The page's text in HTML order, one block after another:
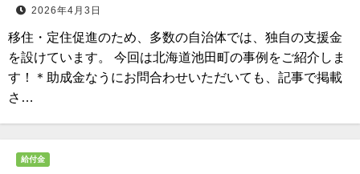
2026年4月3日
移住・定住促進のため、多数の自治体では、独自の支援金
を設けています。 今回は北海道池田町の事例をご紹介しま
す！＊助成金なうにお問合わせいただいても、記事で掲載
さ…
給付金